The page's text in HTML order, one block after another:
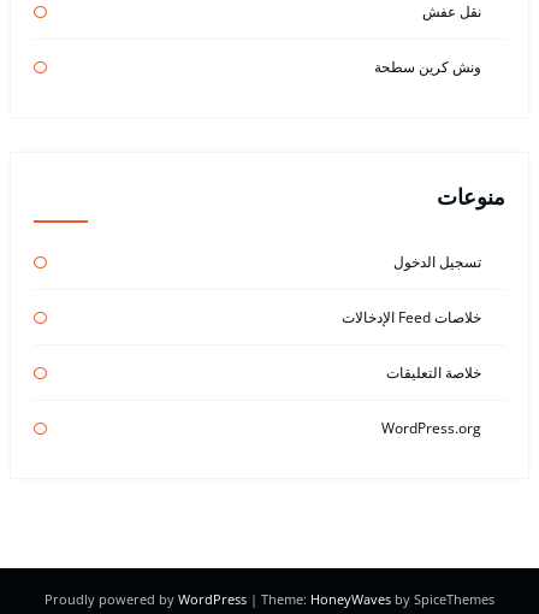
نقل عفش
ونش كرين سطحة
منوعات
تسجيل الدخول
خلاصات Feed الإدخالات
خلاصة التعليقات
WordPress.org
Proudly powered by WordPress | Theme: HoneyWaves by SpiceThemes